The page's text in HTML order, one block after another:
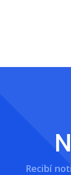
Recibí